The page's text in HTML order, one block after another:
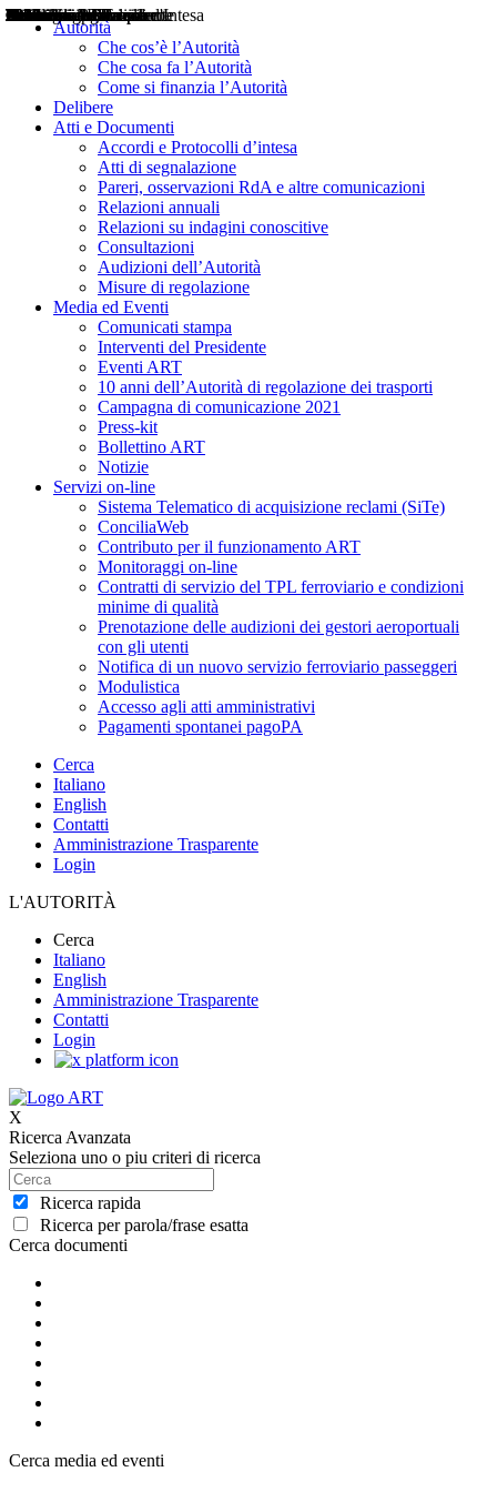
Autorità
Che cos’è l’Autorità
Che cosa fa l’Autorità
Come si finanzia l’Autorità
Delibere
Atti e Documenti
Accordi e Protocolli d’intesa
Atti di segnalazione
Pareri, osservazioni RdA e altre comunicazioni
Relazioni annuali
Relazioni su indagini conoscitive
Consultazioni
Audizioni dell’Autorità
Misure di regolazione
Media ed Eventi
Comunicati stampa
Interventi del Presidente
Eventi ART
10 anni dell’Autorità di regolazione dei trasporti
Campagna di comunicazione 2021
Press-kit
Bollettino ART
Notizie
Servizi on-line
Sistema Telematico di acquisizione reclami (SiTe)
ConciliaWeb
Contributo per il funzionamento ART
Monitoraggi on-line
Contratti di servizio del TPL ferroviario e condizioni
minime di qualità
Prenotazione delle audizioni dei gestori aeroportuali
con gli utenti
Notifica di un nuovo servizio ferroviario passeggeri
Modulistica
Accesso agli atti amministrativi
Pagamenti spontanei pagoPA
Cerca
Italiano
English
Contatti
Amministrazione Trasparente
Login
L'AUTORITÀ
Cerca
Italiano
English
Amministrazione Trasparente
Contatti
Login
X
Ricerca Avanzata
Seleziona uno o piu criteri di ricerca
Ricerca rapida
Ricerca per parola/frase esatta
Cerca documenti
Delibere
Pareri
Consultazioni
Audizioni
Atti di Segnalazione
Accordi e Protocolli d'Intesa
Relazioni annuali
Misure di regolazione
Cerca media ed eventi
Notizie
Comunicati Stampa
Bollettini ART
Convegni ART
Interviste del Presidente
Articoli in primo piano
Interventi del Presidente
2004
2005
2010
2013
2014
2015
2016
2017
2018
2019
202
2020
2021
2022
2023
2024
2025
2026
Aereo
Marittimo
Terrestre